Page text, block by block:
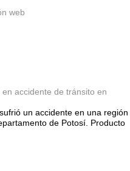
web
accidente de tránsito en
un accidente en una región
de Potosí. Producto